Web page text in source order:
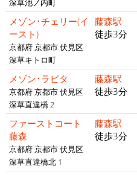
深草池ノ内町
メゾン･チェリー(イ
ースト)
京都府 京都市 伏見区
深草キトロ町
藤森駅
徒歩3分
メゾン･ラピタ
京都府 京都市 伏見区
深草直違橋 2
藤森駅
徒歩3分
ファーストコート
藤森
京都府 京都市 伏見区
深草直違橋北 1
藤森駅
徒歩3分